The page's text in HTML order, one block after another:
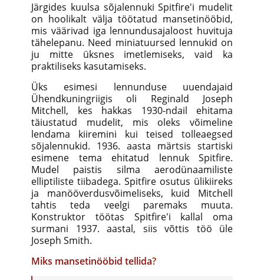
Järgides kuulsa sõjalennuki Spitfire'i mudelit
on hoolikalt välja töötatud mansetinööbid,
mis väärivad iga lennundusajaloost huvituja
tähelepanu. Need miniatuursed lennukid on
ju mitte üksnes imetlemiseks, vaid ka
praktiliseks kasutamiseks.
Üks esimesi lennunduse uuendajaid
Ühendkuningriigis oli Reginald Joseph
Mitchell, kes hakkas 1930-ndail ehitama
täiustatud mudelit, mis oleks võimeline
lendama kiiremini kui teised tolleaegsed
sõjalennukid. 1936. aasta märtsis startiski
esimene tema ehitatud lennuk Spitfire.
Mudel paistis silma aerodünaamiliste
elliptiliste tiibadega. Spitfire osutus ülikiireks
ja manööverdusvõimeliseks, kuid Mitchell
tahtis teda veelgi paremaks muuta.
Konstruktor töötas Spitfire'i kallal oma
surmani 1937. aastal, siis võttis töö üle
Joseph Smith.
Miks mansetinööbid tellida?